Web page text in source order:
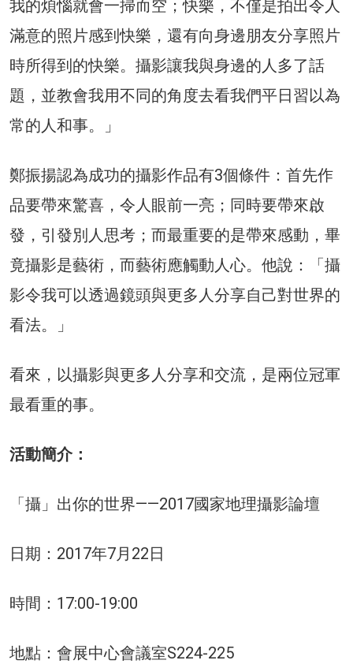
我的煩惱就會一掃而空；快樂，不僅是拍出令人
滿意的照片感到快樂，還有向身邊朋友分享照片
時所得到的快樂。攝影讓我與身邊的人多了話
題，並教會我用不同的角度去看我們平日習以為
常的人和事。」
鄭振揚認為成功的攝影作品有3個條件：首先作
品要帶來驚喜，令人眼前一亮；同時要帶來啟
發，引發別人思考；而最重要的是帶來感動，畢
竟攝影是藝術，而藝術應觸動人心。他說：「攝
影令我可以透過鏡頭與更多人分享自己對世界的
看法。」
看來，以攝影與更多人分享和交流，是兩位冠軍
最看重的事。
活動簡介：
「攝」出你的世界——2017國家地理攝影論壇
日期：2017年7月22日
時間：17:00-19:00
地點：會展中心會議室S224-225